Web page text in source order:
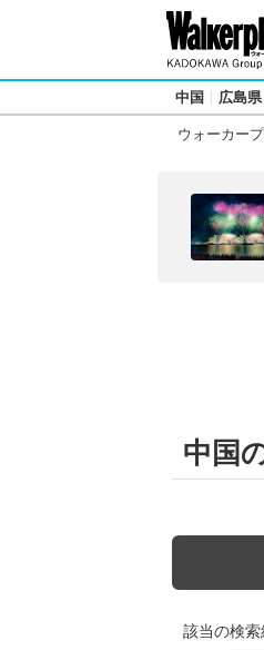
中国 広島県
ウォーカー
中国
該当の検索